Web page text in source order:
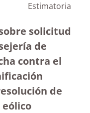
Estimatoria
solicitud
de
contra el
de